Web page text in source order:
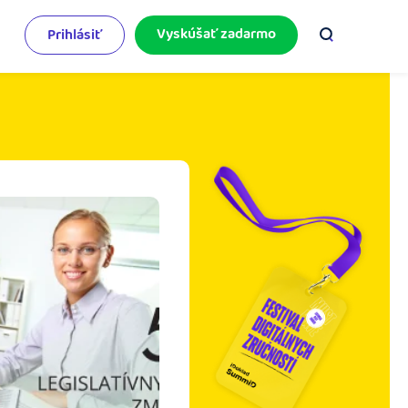
Pracujete v iDoklade a potrebujete poradiť?
Prihlásiť Vyskúšať zadarmo